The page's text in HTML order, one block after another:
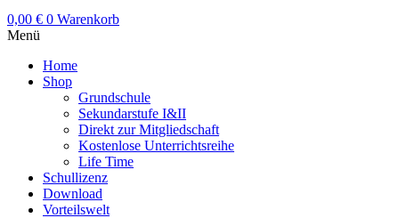
0,00 € 0 Warenkorb
Menü
Home
Shop
Grundschule
Sekundarstufe I&II
Direkt zur Mitgliedschaft
Kostenlose Unterrichtsreihe
Life Time
Schullizenz
Download
Vorteilswelt